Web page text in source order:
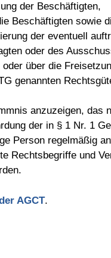
der Beschäftigten,
Beschäftigten sowie
der eventuell
oder des
über die
genannten
anzuzeigen,
der in § 1 Nr. 1
Person regelmäßig
Rechtsbegriffe und
AGCT.